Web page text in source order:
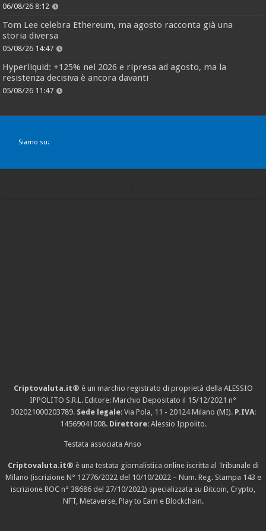
06/08/26 8:12
Tom Lee celebra Ethereum, ma agosto racconta già una
storia diversa
05/08/26 14:47
Hyperliquid: +125% nel 2026 e ripresa ad agosto, ma la
resistenza decisiva è ancora davanti
05/08/26 11:47
Siamo su:
Criptovaluta.it® è un marchio registrato di proprietà della ALESSIO
IPPOLITO S.R.L. Editore: Marchio Depositato il 15/12/2021 n°
302021000203789. Sede legale: Via Pola, 11 - 20124 Milano (MI). P.IVA:
14569041008. Direttore: Alessio Ippolito.
Testata associata Anso
Criptovaluta.it® è una testata giornalistica online iscritta al Tribunale di
Milano (iscrizione N° 12776/2022 del 10/10/2022 – Num. Reg. Stampa 143 e
iscrizione ROC n° 38686 del 27/10/2022) specializzata su Bitcoin, Crypto,
NFT, Metaverse, Play to Earn e Blockchain.